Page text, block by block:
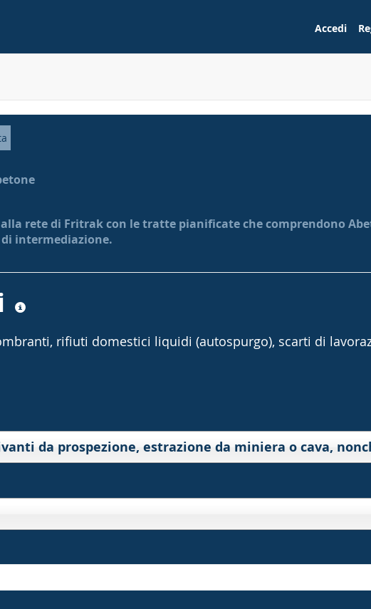
Accedi
rete di Fritrak con le tratte pianificate che comprendono
intermediazione.
rifiuti domestici liquidi (autospurgo), scarti di